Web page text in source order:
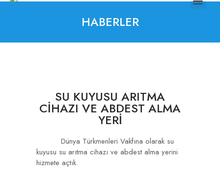
HABERLER
SU KUYUSU ARITMA
CİHAZI VE ABDEST ALMA
YERİ
Dünya Türkmenleri Vakfına olarak su
kuyusu su arıtma cihazı ve abdest alma yerini
hizmete açtık.